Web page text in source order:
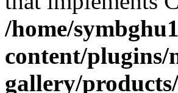
/home/
content/plugins/
gallery/